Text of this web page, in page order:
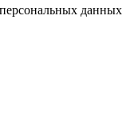
данных